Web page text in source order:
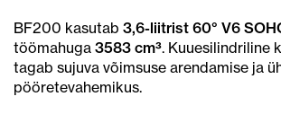
BF200 kasutab 3,6-liitrist 60° V6
töömahuga 3583 cm³. Kuuesilindriline
tagab sujuva võimsuse arendamise ja
pööretevahemikus.